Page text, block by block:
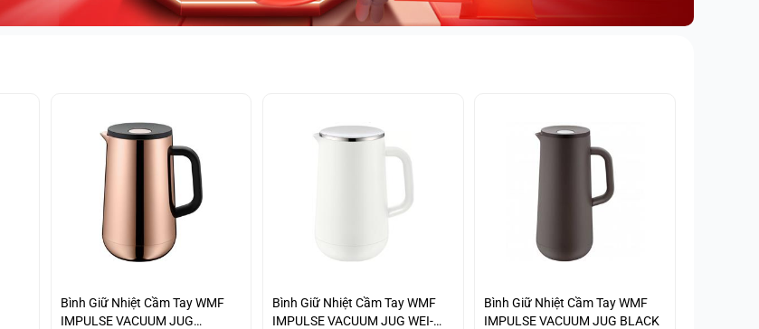
Bình Giữ Nhiệt Cầm Tay WMF
IMPULSE VACUUM JUG
Bình Giữ Nhiệt Cầm Tay WMF
IMPULSE VACUUM JUG WEI-
Bình Giữ Nhiệt Cầm Tay WMF
IMPULSE VACUUM JUG BLACK